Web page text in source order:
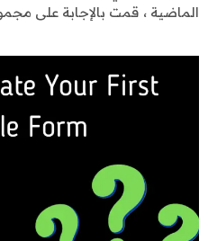
الماضية ، قمت بالإجابة على